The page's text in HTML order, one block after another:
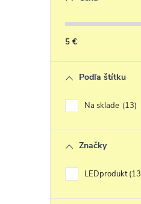
5 €
Podľa štítku
Na sklade 13
Značky
LEDprodukt 13